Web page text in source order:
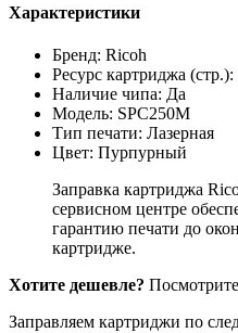
Характеристики
Бренд: Ricoh
Ресурс картриджа (стр.):
Наличие чипа: Да
Модель: SPC250M
Тип печати: Лазерная
Цвет: Пурпурный
Заправка картриджа
сервисном центре
гарантию печати до
картридже.
Хотите дешевле?
Заправляем картриджи по